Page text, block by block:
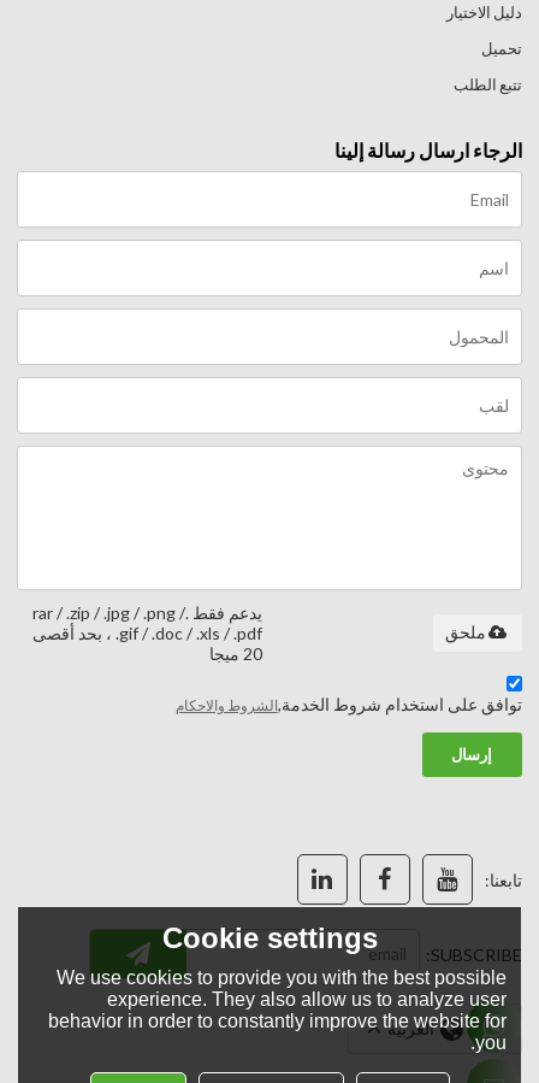
دليل الاختيار
تحميل
تتبع الطلب
الرجاء ارسال رسالة إلينا
يدعم فقط .rar / .zip / .jpg / .png /
.gif / .doc / .xls / .pdf ، بحد أقصى
20 ميجا
ملحق
توافق على استخدام شروط الخدمة,الشروط والاحكام
إرسال
تابعنا:
SUBSCRIBE:
لغة: العربية
Cookie settings
We use cookies to provide you with the best possible
experience. They also allow us to analyze user
behavior in order to constantly improve the website for
you.